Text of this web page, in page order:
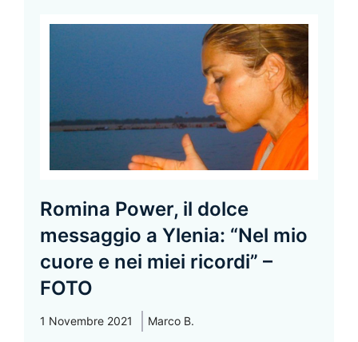
Romina Power, il dolce
messaggio a Ylenia: “Nel mio
cuore e nei miei ricordi” –
FOTO
1 Novembre 2021 Marco B.